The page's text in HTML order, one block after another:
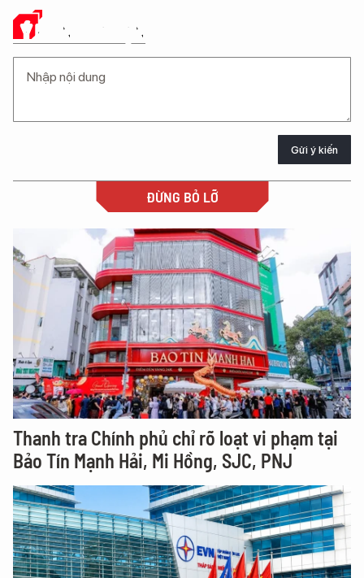
Ý KIẾN CỦA BẠN
Gửi ý kiến
ĐỪNG BỎ LỠ
Thanh tra Chính phủ chỉ rõ loạt vi phạm tại
Bảo Tín Mạnh Hải, Mi Hồng, SJC, PNJ